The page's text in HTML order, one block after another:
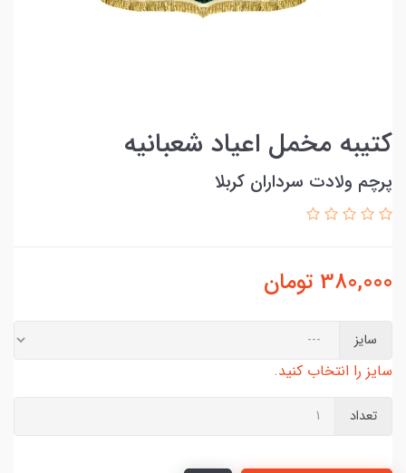
کتیبه مخمل اعیاد شعبانیه
پرچم ولادت سرداران کربلا
380,000 تومان
سایز
سایز را انتخاب کنید.
تعداد